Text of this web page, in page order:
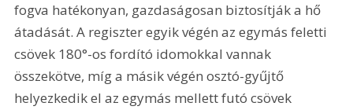
fogva hatékonyan, gazdaságosan biztosítják a hő
átadását. A regiszter egyik végén az egymás feletti
csövek 180°-os fordító idomokkal vannak
összekötve, míg a másik végén osztó-gyűjtő
helyezkedik el az egymás mellett futó csövek